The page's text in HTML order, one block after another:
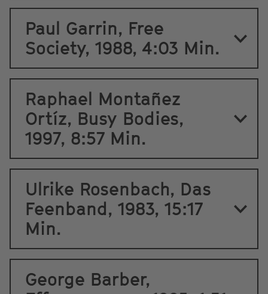
Paul Garrin, Free
Society, 1988, 4:03 Min.
Raphael Montañez
Ortíz, Busy Bodies,
1997, 8:57 Min.
Ulrike Rosenbach, Das
Feenband, 1983, 15:17
Min.
George Barber,